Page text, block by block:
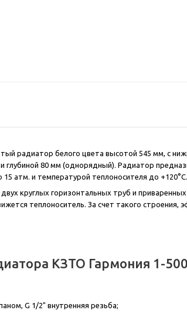
радиатор белого цвета высотой 545 мм, с
80 мм (однорядный). Радиатор
атм. и температурой теплоносителя до +120°С.
круглых горизонтальных труб и
теплоноситель. За счет такого
КЗТО Гармония 1-
G 1/2" внутренняя резьба;